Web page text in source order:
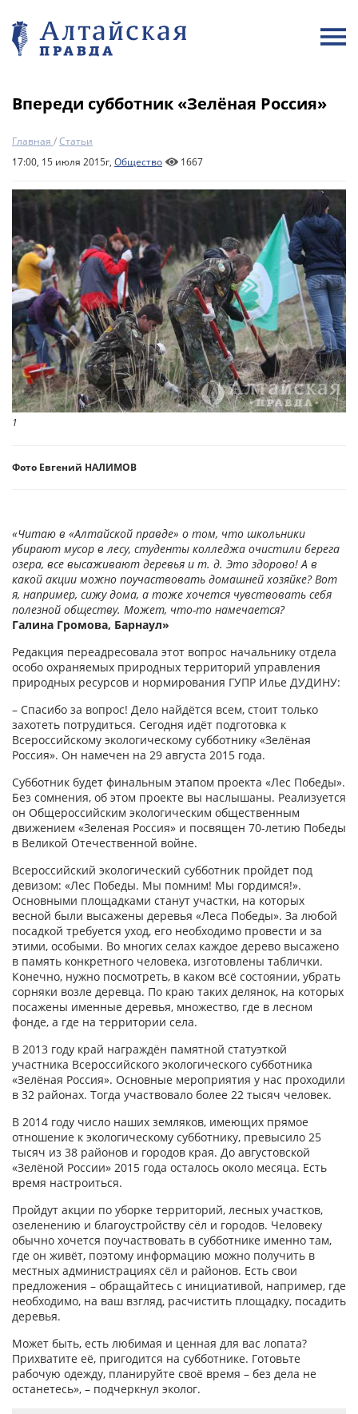
Впереди субботник «Зелёная Россия»
Главная /Статьи
17:00, 15 июля 2015г, Общество 1667
1
Фото Евгений НАЛИМОВ
«Читаю в «Алтайской правде» о том, что школьники
убирают мусор в лесу, студенты колледжа очистили берега
озера, все высаживают деревья и т. д. Это здорово! А в
какой акции можно поучаствовать домашней хозяйке? Вот
я, например, сижу дома, а тоже хочется чувствовать себя
полезной обществу. Может, что-то намечается?
Галина Громова, Барнаул»
Редакция переадресовала этот вопрос начальнику отдела
особо охраняемых природных территорий управления
природных ресурсов и нормирования ГУПР Илье ДУДИНУ:
– Спасибо за вопрос! Дело найдётся всем, стоит только
захотеть потрудиться. Сегодня идёт подготовка к
Всероссийскому экологическому субботнику «Зелёная
Россия». Он намечен на 29 августа 2015 года.
Субботник будет финальным этапом проекта «Лес Победы».
Без сомнения, об этом проекте вы наслышаны. Реализуется
он Общероссийским экологическим общественным
движением «Зеленая Россия» и посвящен 70-летию Победы
в Великой Отечественной войне.
Всероссийский экологический субботник пройдет под
девизом: «Лес Победы. Мы помним! Мы гордимся!».
Основными площадками станут участки, на которых
весной были высажены деревья «Леса Победы». За любой
посадкой требуется уход, его необходимо провести и за
этими, особыми. Во многих селах каждое дерево высажено
в память конкретного человека, изготовлены таблички.
Конечно, нужно посмотреть, в каком всё состоянии, убрать
сорняки возле деревца. По краю таких делянок, на которых
посажены именные деревья, множество, где в лесном
фонде, а где на территории села.
В 2013 году край награждён памятной статуэткой
участника Всероссийского экологического субботника
«Зелёная Россия». Основные мероприятия у нас проходили
в 32 районах. Тогда участвовало более 22 тысяч человек.
В 2014 году число наших земляков, имеющих прямое
отношение к экологическому субботнику, превысило 25
тысяч из 38 районов и городов края. До августовской
«Зелёной России» 2015 года осталось около месяца. Есть
время настроиться.
Пройдут акции по уборке территорий, лесных участков,
озеленению и благоустройству сёл и городов. Человеку
обычно хочется поучаствовать в субботнике именно там,
где он живёт, поэтому информацию можно получить в
местных администрациях сёл и районов. Есть свои
предложения – обращайтесь с инициативой, например, где
необходимо, на ваш взгляд, расчистить площадку, посадить
деревья.
Может быть, есть любимая и ценная для вас лопата?
Прихватите её, пригодится на субботнике. Готовьте
рабочую одежду, планируйте своё время – без дела не
останетесь», – подчеркнул эколог.